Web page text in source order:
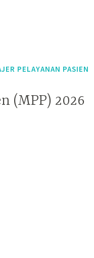
PELAYANAN PASIEN
(MPP) 2026